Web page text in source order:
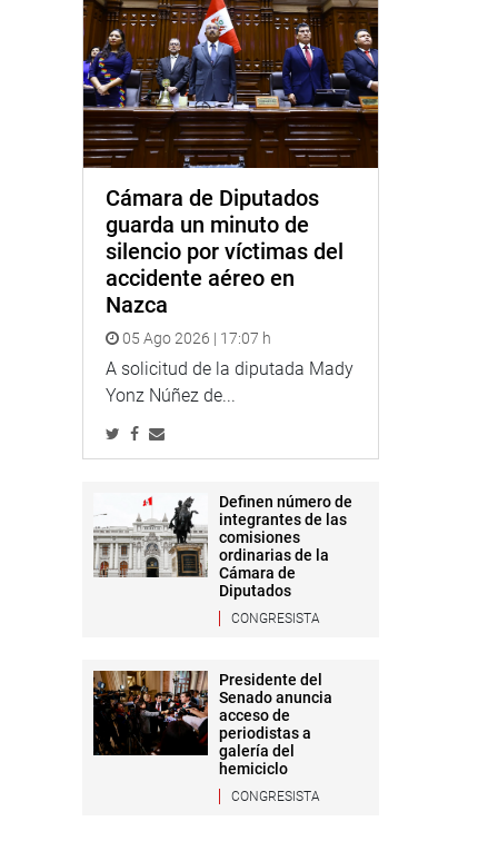
Cámara de Diputados
guarda un minuto de
silencio por víctimas del
accidente aéreo en
Nazca
05 Ago 2026 | 17:07 h
A solicitud de la diputada Mady
Yonz Núñez de...
Definen número de
integrantes de las
comisiones
ordinarias de la
Cámara de
Diputados
CONGRESISTA
Presidente del
Senado anuncia
acceso de
periodistas a
galería del
hemiciclo
CONGRESISTA